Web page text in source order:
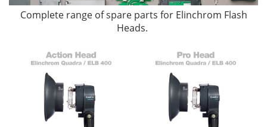
Complete range of spare parts for Elinchrom Flash
Heads.